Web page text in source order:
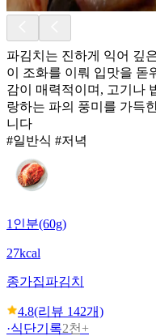
파김치는 진하게 익어 깊
이 조화를 이뤄 입맛을 돋
감이 매력적이며, 고기나
랑하는 파의 풍미를 가득
니다
#일반식 #저녁
1인분(60g)
27kcal
종가집파김치
4.8(리뷰 142개)
·식단기록2천+